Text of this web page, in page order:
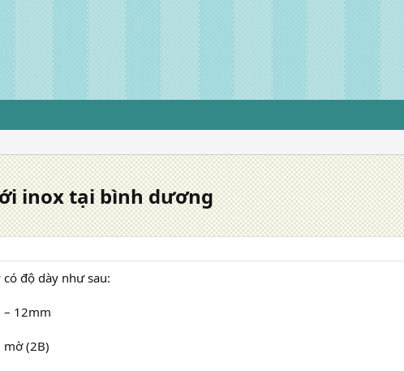
inox tại bình dương
độ dày như sau:
12mm
mờ (2B)